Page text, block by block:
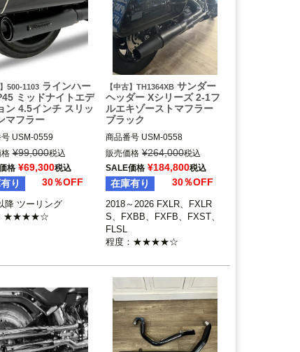
】500-1103 ラインハー
ミッドナイトエデ
ン 4.5インチ スリッ
マフラー
USM-0559
降 ツーリング
¥99,000税込
格 ¥69,300税込
り 30％OFF
降 ツーリング
★★★★☆
【中古】TH1364XB サンダー
ヘッダー Xシリーズ 2-1フ
ルエキゾーストマフラー
ブラック
商品番号 USM-0558
TH1364XB
2018～2026 ソフテイル(FXL
R、FXLRS、FXBB、FXFB、F
XST、FLSL)
※2021以降 ソフテイルは、O2
キャンセラー（1081-0009）が
別途必要です。
Thunderheader（サンダーヘッ
販売価格 ¥264,000税込
SALE価格 ¥184,800税込
在庫有り 30％OFF
2018～2026 FXLR、FXLR
S、FXBB、FXFB、FXST、
FLSL
程度：★★★★☆